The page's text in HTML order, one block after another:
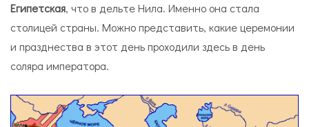
Египетская, что в дельте Нила. Именно она стала
столицей страны. Можно представить, какие церемонии
и празднества в этот день проходили здесь в день
соляра императора.